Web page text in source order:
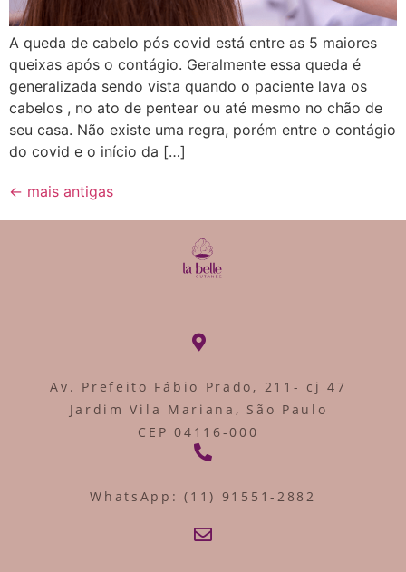
A queda de cabelo pós covid está entre as 5 maiores
queixas após o contágio. Geralmente essa queda é
generalizada sendo vista quando o paciente lava os
cabelos , no ato de pentear ou até mesmo no chão de
seu casa. Não existe uma regra, porém entre o contágio
do covid e o início da […]
← mais antigas
Av. Prefeito Fábio Prado, 211- cj 47
Jardim Vila Mariana, São Paulo
CEP 04116-000
WhatsApp: (11) 91551-2882